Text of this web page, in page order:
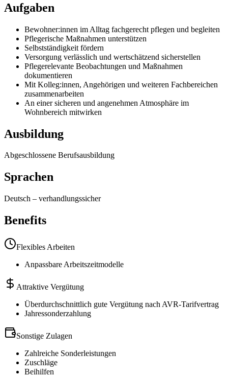
Aufgaben
Bewohner:innen im Alltag fachgerecht pflegen und begleiten
Pflegerische Maßnahmen unterstützen
Selbstständigkeit fördern
Versorgung verlässlich und wertschätzend sicherstellen
Pflegerelevante Beobachtungen und Maßnahmen
dokumentieren
Mit Kolleg:innen, Angehörigen und weiteren Fachbereichen
zusammenarbeiten
An einer sicheren und angenehmen Atmosphäre im
Wohnbereich mitwirken
Ausbildung
Abgeschlossene Berufsausbildung
Sprachen
Deutsch – verhandlungssicher
Benefits
Flexibles Arbeiten
Anpassbare Arbeitszeitmodelle
Attraktive Vergütung
Überdurchschnittlich gute Vergütung nach AVR-Tarifvertrag
Jahressonderzahlung
Sonstige Zulagen
Zahlreiche Sonderleistungen
Zuschläge
Beihilfen